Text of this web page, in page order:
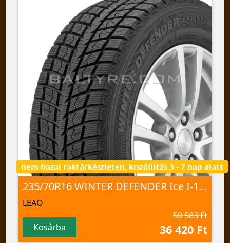
nem hazai raktárkészleten, kiszállítás 3 - 7 nap alatt
235/70R16 WINTER DEFENDER Ice I-15 SUV 106 T NORD
LEAO
Kosárba
50 583 Ft
36 420 Ft